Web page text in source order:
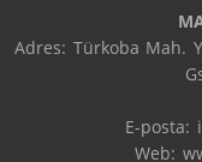
Adres: Türkoba Mah.
E-posta:
Web: